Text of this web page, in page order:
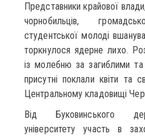
Представники крайової
чорнобильців,
студентської молоді
торкнулося ядерне лихо.
із молебню за загиблими
присутні поклали квіти та
Центральному кладовищі
Від Буковинського
університету участь в